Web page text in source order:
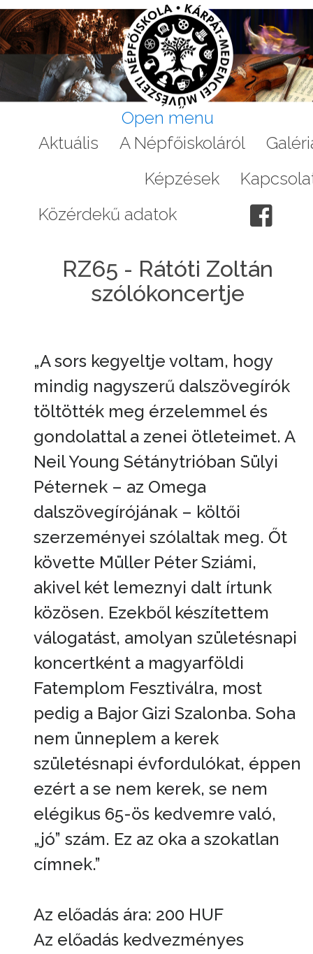
Open menu
Aktuális
A Népfőiskoláról
Képzések
Közérdekű adatok
RZ65 - Rátóti Zoltán
szólókoncertje
„A sors kegyeltje voltam, hogy
mindig nagyszerű dalszövegírók
töltötték meg érzelemmel és
gondolattal a zenei ötleteimet. A
Neil Young Sétánytrióban Sülyi
Péternek – az Omega
dalszövegírójának – költői
szerzeményei szólaltak meg. Őt
követte Müller Péter Sziámi,
akivel két lemeznyi dalt írtunk
közösen. Ezekből készítettem
válogatást, amolyan születésnapi
koncertként a magyarföldi
Fatemplom Fesztiválra, most
pedig a Bajor Gizi Szalonba. Soha
nem ünneplem a kerek
születésnapi évfordulókat, éppen
ezért a se nem kerek, se nem
elégikus 65-ös kedvemre való,
„jó” szám. Ez az oka a szokatlan
címnek.”
Az előadás ára: 200 HUF
Az előadás kedvezményes